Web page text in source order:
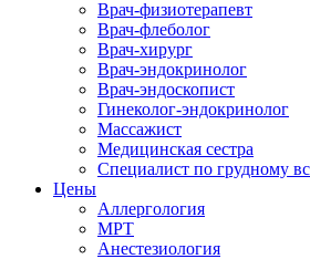
Врач-физиотерапевт
Врач-флеболог
Врач-хирург
Врач-эндокринолог
Врач-эндоскопист
Гинеколог-эндокринолог
Массажист
Медицинская сестра
Специалист по грудному
Цены
Аллергология
МРТ
Анестезиология